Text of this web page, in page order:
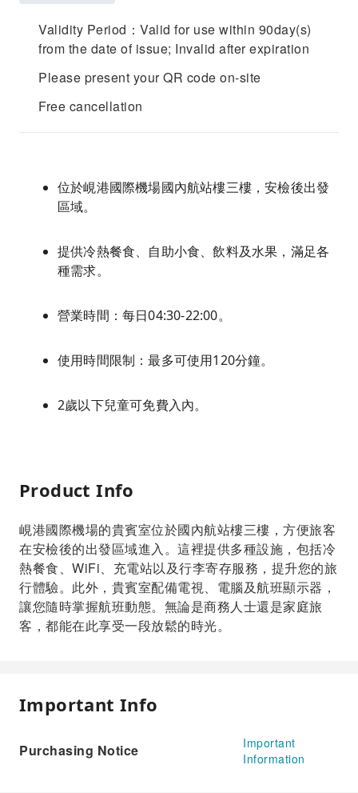
Validity Period：Valid for use within 90day(s)
from the date of issue; Invalid after expiration
Please present your QR code on-site
Free cancellation
位於峴港國際機場國內航站樓三樓，安檢後出發
區域。
提供冷熱餐食、自助小食、飲料及水果，滿足各
種需求。
營業時間：每日04:30-22:00。
使用時間限制：最多可使用120分鐘。
2歲以下兒童可免費入內。
Product Info
峴港國際機場的貴賓室位於國內航站樓三樓，方便旅客
在安檢後的出發區域進入。這裡提供多種設施，包括冷
熱餐食、WiFi、充電站以及行李寄存服務，提升您的旅
行體驗。此外，貴賓室配備電視、電腦及航班顯示器，
讓您隨時掌握航班動態。無論是商務人士還是家庭旅
客，都能在此享受一段放鬆的時光。
Important Info
Purchasing Notice
Important
Information